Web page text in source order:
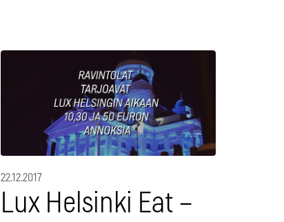
22.12.2017
Lux Helsinki Eat –